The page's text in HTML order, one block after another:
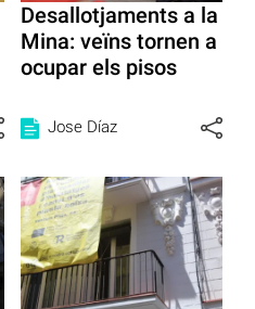
Desallotjaments a la
Mina: veïns tornen a
ocupar els pisos
Jose Díaz